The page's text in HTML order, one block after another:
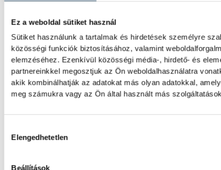
Ez a weboldal sütiket használ
Sütiket használunk a tartalmak és hirdetések személyre
közösségi funkciók biztosításához, valamint
elemzéséhez. Ezenkívül közösségi média-, hirdető- és
partnereinkkel megosztjuk az Ön weboldalhasználatra
akik kombinálhatják az adatokat más olyan adatokkal,
meg számukra vagy az Ön által használt más
Elengedhetetlen
Beállítások
TOVÁBBI CIKKEK
SPORT
A Pannon Triathlon Club
aktívak voltak az elmúlt
hónapokban